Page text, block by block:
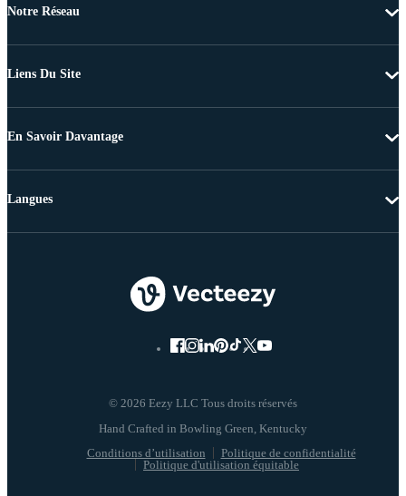
Notre Réseau
Liens Du Site
En Savoir Davantage
© 2026 Eezy LLC Tous droits réservés
Conditions d’utilisation
Politique de confidentialité
Politique d'utilisation équitable
Langues